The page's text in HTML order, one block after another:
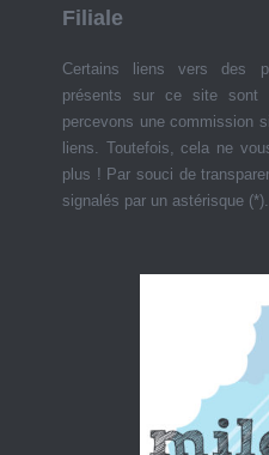
Filiale
Certains liens vers des
présents sur ce site sont
percevons une commission
liens. Toutefois, cela ne
plus ! Par souci de
signalés par un astérisque (*).